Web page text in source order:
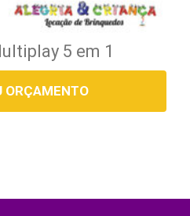
5 em 1
ORÇAMENTO